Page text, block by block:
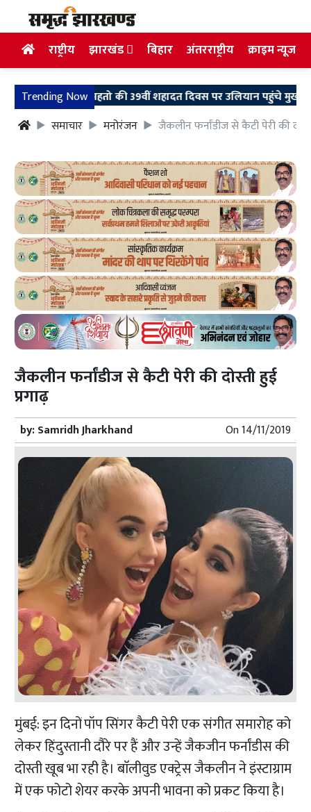
राष्ट्रीय झारखंड बिहार अंतरराष्ट्रीय क्राइम न्यूज
Trending Now
शहीद निर्मल महतो की 39वीं शहादत दिवस पर उलियान पहुंचे मुख्यमंत्री हेमंत
समाचार
मनोरंजन जैकलीन फर्नांडीज से कैटी पेरी की
जैकलीन फर्नांडीज से कैटी पेरी की दोस्ती हुई
प्रगाढ़
by:Samridh Jharkhand On14/11/2019
मुंबई: इन दिनों पॉप सिंगर कैटी पेरी एक संगीत समारोह को
लेकर हिंदुस्तानी दौरे पर हैं और उन्हें जैकजीन फर्नांडीस की
दोस्ती खूब भा रही है। बाॅलीवुड एक्ट्रेस जैकलीन ने इंस्टाग्राम
में एक फोटो शेयर करके अपनी भावना को प्रकट किया है।